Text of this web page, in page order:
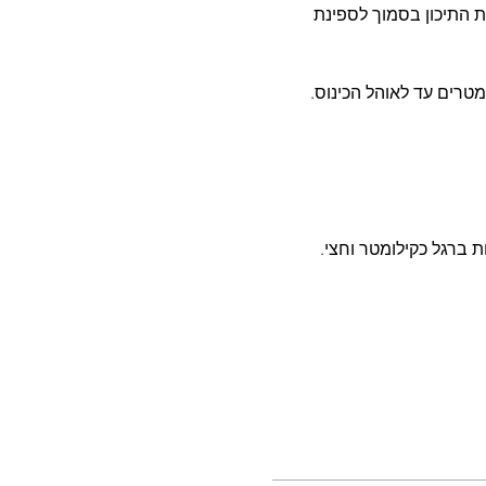
התיכון בסמוך לספינת
עד לאוהל הכינוס.
ברגל כקילומטר וחצי.